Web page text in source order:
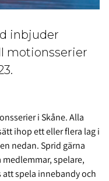
inbjuder
motionsserier
i Skåne. Alla
ihop ett eller flera lag i
nedan. Sprid gärna
spelare,
spela innebandy och